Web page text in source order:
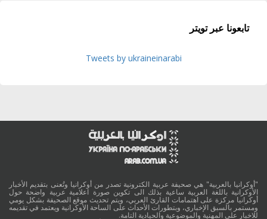
تابعونا عبر تويتر
Tweets by ukraineinarabi
"أوكرانيا بالعربية" هي صحيفة عربية الكترونية تصدر من أوكرانيا وتُعنى بتقديم الأخبار
الأوكرانية باللغة العربية ساعية بذلك الى تكوين صورة اعلامية عربية واضحة حول
أوكرانيا مركزة على اهتمامات القارئ العربي، ويتم تحديث موقع الصحيفة بشكل يومي
ومستمر بالسبق الإخباري، وبتطورات الأحداث على الساحة الأوكرانية ويعتمد في تقديمه
للاخبار على المهنية والموضوعية والحيادية التامة.